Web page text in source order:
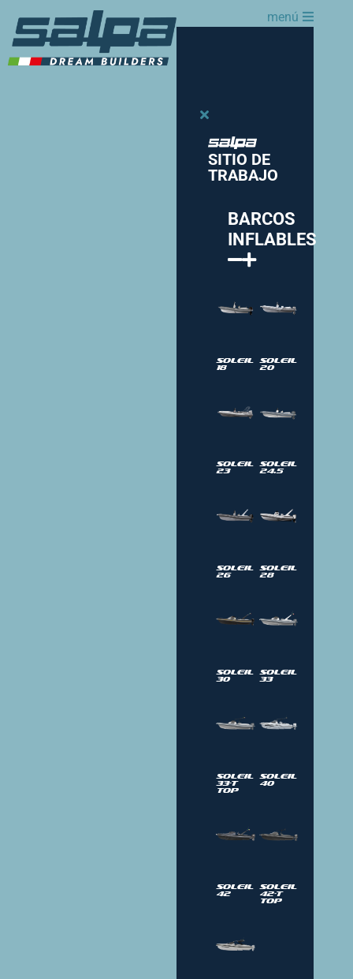
menú
SITIO DE
TRABAJO
BARCOS
INFLABLES
Soleil
18
Soleil
20
Soleil
23
Soleil
24.5
Soleil
26
Soleil
28
Soleil
30
Soleil
33
Soleil
33-T
Top
Soleil
40
Soleil
42
Soleil
42-T
Top